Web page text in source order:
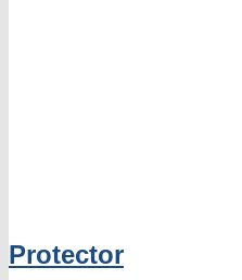
Protector